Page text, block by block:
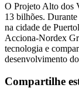
O Projeto Alto dos
13 bilhões.
na cidade de
Acciona-Nordex
tecnologia e
desenvolvimento
Compartilhe